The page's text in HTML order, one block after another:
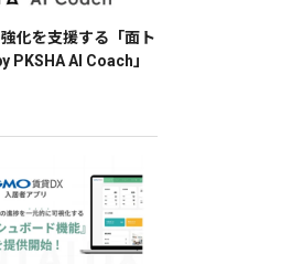
化を支援する「面ト
PKSHA AI Coach」